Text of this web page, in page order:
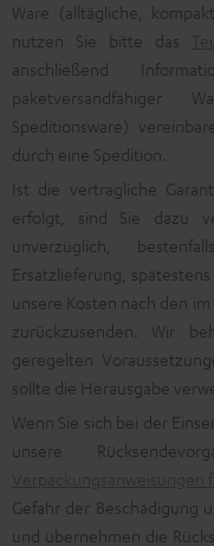
Ware (alltägliche,
nutzen Sie bitte das
anschließend
paketversandfähiger
Speditionsware)
durch eine Spedition.
Ist die vertragliche
erfolgt, sind Sie dazu
unverzüglich,
Ersatzlieferung,
unsere Kosten nach den
zurückzusenden. Wir
geregelten
sollte die Herausgabe
Wenn Sie sich bei der
unsere
Gefahr der Beschädigung
und übernehmen die